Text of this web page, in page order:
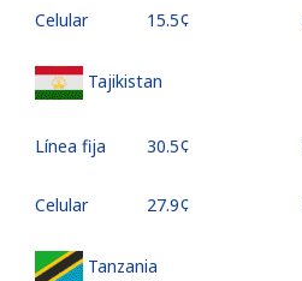
Celular ⁦15.5¢⁩
Tajikistan
Línea fija ⁦30.5¢⁩
Celular ⁦27.9¢⁩
Tanzania